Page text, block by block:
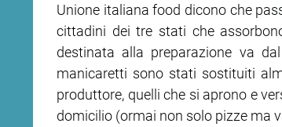
Unione italiana food dicono che
cittadini dei tre stati che
destinata alla preparazione va
manicaretti sono stati sostituiti
produttore, quelli che si aprono e
domicilio (ormai non solo pizze ma